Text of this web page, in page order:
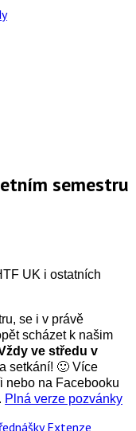
semestru
UK i ostatních
se i v právě
scházet k našim
ve středu v
setkání! 🙂 Více
nebo na Facebooku
Plná verze pozvánky
Extenze